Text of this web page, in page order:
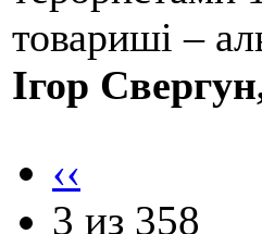
товариші –
Ігор
‹‹
3 из 358